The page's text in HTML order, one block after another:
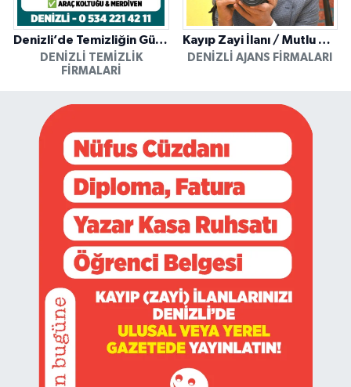
Denizli’de Temizliğin Güvenilir Adresi: Özkan Yerinde Yıkama
DENIZLI TEMIZLIK
FIRMALARI
Kayıp Zayi İlanı / Mutlu Ajans / Denizli
DENIZLI AJANS FIRMALARI